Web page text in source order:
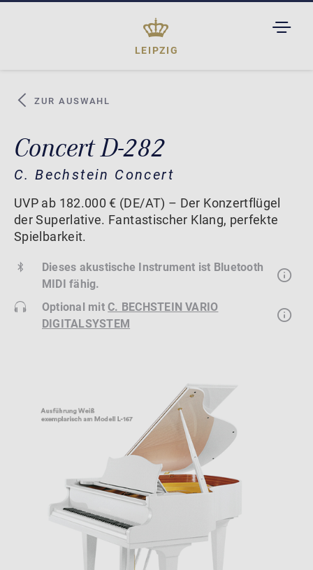
LEIPZIG
ZUR AUSWAHL
Concert D-282
C. Bechstein Concert
UVP ab 182.000 € (DE/AT) – Der Konzertflügel
der Superlative. Fantastischer Klang, perfekte
Spielbarkeit.
Dieses akustische Instrument ist Bluetooth
MIDI fähig.
Optional mitC. BECHSTEIN VARIO
DIGITALSYSTEM